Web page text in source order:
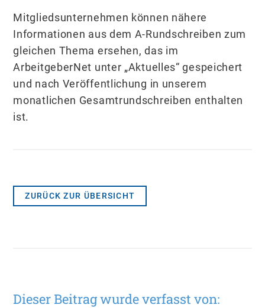
Mitgliedsunternehmen können nähere
Informationen aus dem A-Rundschreiben zum
gleichen Thema ersehen, das im
ArbeitgeberNet unter „Aktuelles“ gespeichert
und nach Veröffentlichung in unserem
monatlichen Gesamtrundschreiben enthalten
ist.
ZURÜCK ZUR ÜBERSICHT
Dieser Beitrag wurde verfasst von: